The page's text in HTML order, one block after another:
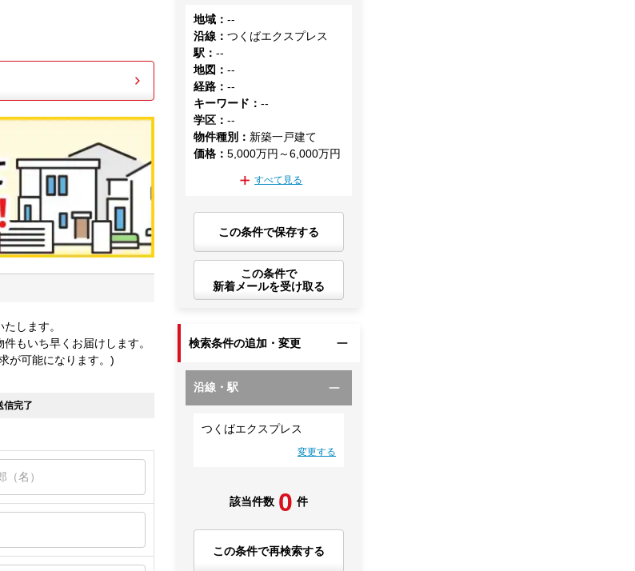
します。
もいち早くお届けします。
が可能になります。)
信完了
地域 ：--
沿線 ：つくばエクスプレス
駅 ：--
地図 ：--
経路 ：--
キーワード ：--
学区 ：--
物件種別 ： 新築一戸建て
価格 ：5,000万円～6,000万円
すべて見る
この条件で保存する
この条件で
新着メールを受け取る
検索条件の追加・変更
沿線・駅
つくばエクスプレス
変更する
該当件数 0 件
この条件で再検索する